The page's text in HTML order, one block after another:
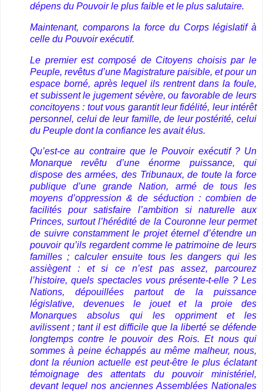
dépens du Pouvoir le plus faible et le plus salutaire.
Maintenant, comparons la force du Corps législatif à
celle du Pouvoir exécutif.
Le premier est composé de Citoyens choisis par le
Peuple, revêtus d’une Magistrature paisible, et pour un
espace borné, après lequel ils rentrent dans la foule,
et subissent le jugement sévère, ou favorable de leurs
concitoyens : tout vous garantit leur fidélité, leur intérêt
personnel, celui de leur famille, de leur postérité, celui
du Peuple dont la confiance les avait élus.
Qu’est-ce au contraire que le Pouvoir exécutif ? Un
Monarque revêtu d’une énorme puissance, qui
dispose des armées, des Tribunaux, de toute la force
publique d’une grande Nation, armé de tous les
moyens d’oppression & de séduction : combien de
facilités pour satisfaire l’ambition si naturelle aux
Princes, surtout l’hérédité de la Couronne leur permet
de suivre constamment le projet éternel d’étendre un
pouvoir qu’ils regardent comme le patrimoine de leurs
familles ; calculer ensuite tous les dangers qui les
assiègent : et si ce n’est pas assez, parcourez
l’histoire, quels spectacles vous présente-t-elle ? Les
Nations, dépouillées partout de la puissance
législative, devenues le jouet et la proie des
Monarques absolus qui les oppriment et les
avilissent ; tant il est difficile que la liberté se défende
longtemps contre le pouvoir des Rois. Et nous qui
sommes à peine échappés au même malheur, nous,
dont la réunion actuelle est peut-être le plus éclatant
témoignage des attentats du pouvoir ministériel,
devant lequel nos anciennes Assemblées Nationales